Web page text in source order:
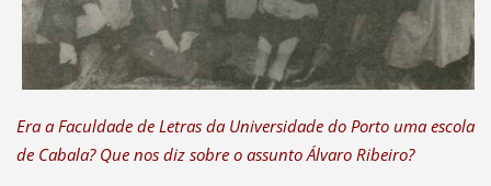
Era a Faculdade de Letras da Universidade do Porto uma escola
de Cabala? Que nos diz sobre o assunto Álvaro Ribeiro?